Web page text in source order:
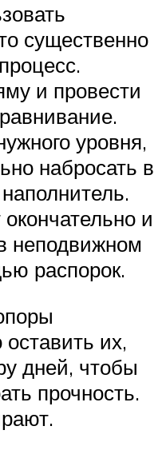
существенно
и провести
уровня,
набросать в
и
неподвижном
распорок.
их,
дней, чтобы
прочность.